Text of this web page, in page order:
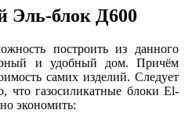
Эль-блок Д600
построить из данного
и удобный дом. Причём
самих изделий. Следует
что газосиликатные блоки El-
экономить: